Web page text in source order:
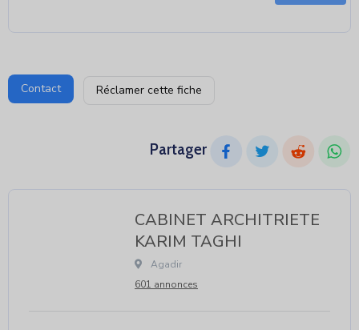
Contact Réclamer cette fiche
Partager
CABINET ARCHITRIETE
KARIM TAGHI
601 annonces